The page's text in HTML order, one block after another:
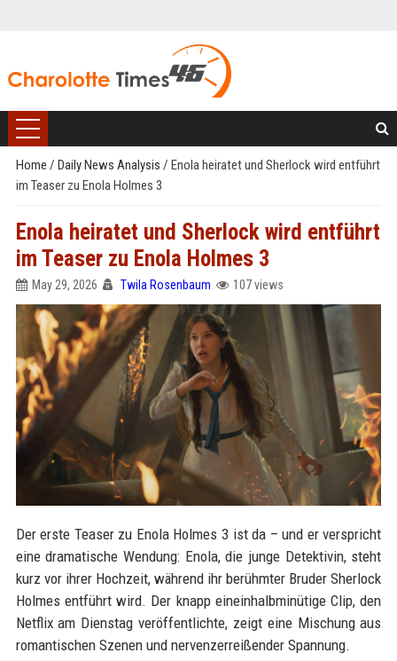
Home / Daily News Analysis / Enola heiratet und Sherlock wird entführt
im Teaser zu Enola Holmes 3
Enola heiratet und Sherlock wird entführt
im Teaser zu Enola Holmes 3
May 29, 2026 Twila Rosenbaum 107 views
Der erste Teaser zu Enola Holmes 3 ist da – und er verspricht
eine dramatische Wendung: Enola, die junge Detektivin, steht
kurz vor ihrer Hochzeit, während ihr berühmter Bruder Sherlock
Holmes entführt wird. Der knapp eineinhalbminütige Clip, den
Netflix am Dienstag veröffentlichte, zeigt eine Mischung aus
romantischen Szenen und nervenzerreißender Spannung.